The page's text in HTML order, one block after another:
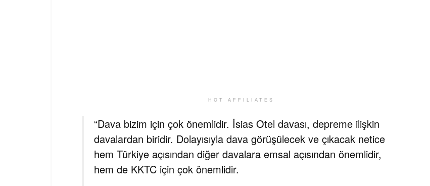
HOT AFFILIATES
“Dava bizim için çok önemlidir. İsias Otel davası, depreme ilişkin
davalardan biridir. Dolayısıyla dava görüşülecek ve çıkacak netice
hem Türkiye açısından diğer davalara emsal açısından önemlidir,
hem de KKTC için çok önemlidir.